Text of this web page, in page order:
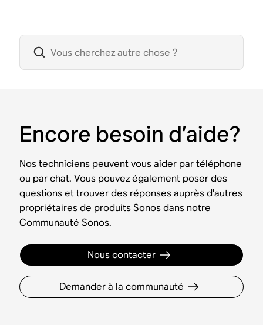
Encore besoin d’aide?
Nos techniciens peuvent vous aider par téléphone
ou par chat. Vous pouvez également poser des
questions et trouver des réponses auprès d'autres
propriétaires de produits Sonos dans notre
Communauté Sonos.
Nous contacter
Demander à la communauté